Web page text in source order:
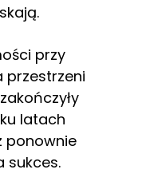
przy
przestrzeni
latach
ponownie
sukces.